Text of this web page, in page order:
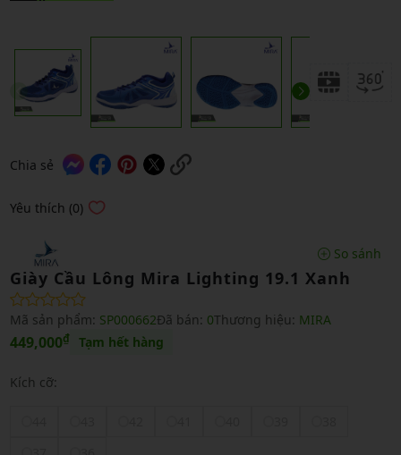
Chia sẻ
Yêu thích (0)
So sánh
Giày Cầu Lông Mira Lighting 19.1 Xanh
Mã sản phẩm: SP000662Đã bán: 0Thương hiệu: MIRA
449,000₫ Tạm hết hàng
Kích cỡ: